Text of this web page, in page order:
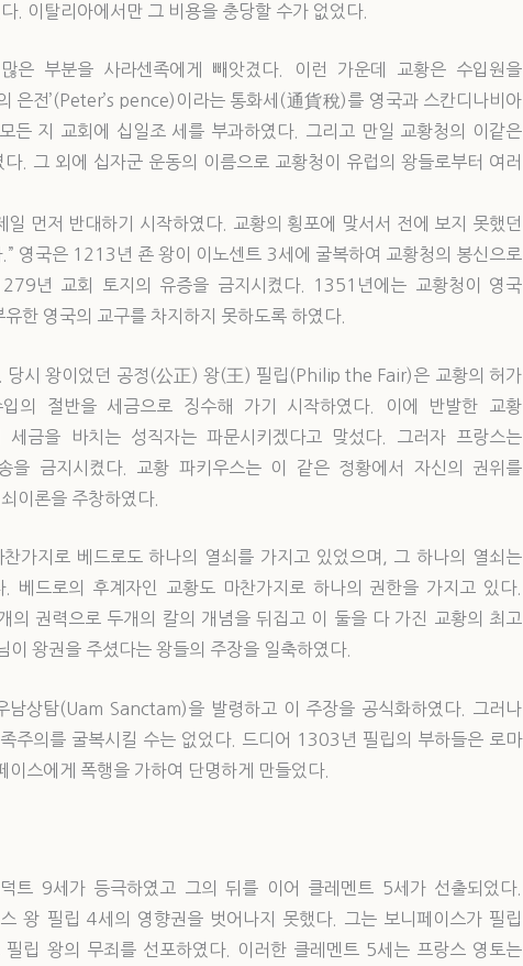
. 이탈리아에서만 그 비용을 충당할 수가 없었다.
은 부분을 사라센족에게 빼앗겼다. 이런 가운데 교황은 수입원을
은전’(Peter’s pence)이라는 통화세(通貨稅)를 영국과 스칸디나비아
든 지 교회에 십일조 세를 부과하였다. 그리고 만일 교황청의 이같은
. 그 외에 십자군 운동의 이름으로 교황청이 유럽의 왕들로부터 여러
먼저 반대하기 시작하였다. 교황의 횡포에 맞서서 전에 보지 못했던
영국은 1213년 죤 왕이 이노센트 3세에 굴복하여 교황청의 봉신으로
년 교회 토지의 유증을 금지시켰다. 1351년에는 교황청이 영국
한 영국의 교구를 차지하지 못하도록 하였다.
당시 왕이었던 공정(公正) 왕(王) 필립(Philip the Fair)은 교황의 허가
의 절반을 세금으로 징수해 가기 시작하였다. 이에 반발한 교황
금을 바치는 성직자는 파문시키겠다고 맞섰다. 그러자 프랑스는
을 금지시켰다. 교황 파키우스는 이 같은 정황에서 자신의 권위를
이론을 주창하였다.
가지로 베드로도 하나의 열쇠를 가지고 있었으며, 그 하나의 열쇠는
드로의 후계자인 교황도 마찬가지로 하나의 권한을 가지고 있다.
의 권력으로 두개의 칼의 개념을 뒤집고 이 둘을 다 가진 교황의 최고
왕권을 주셨다는 왕들의 주장을 일축하였다.
상탐(Uam Sanctam)을 발령하고 이 주장을 공식화하였다. 그러나
주의를 굴복시킬 수는 없었다. 드디어 1303년 필립의 부하들은 로마
스에게 폭행을 가하여 단명하게 만들었다.
트 9세가 등극하였고 그의 뒤를 이어 클레멘트 5세가 선출되었다.
왕 필립 4세의 영향권을 벗어나지 못했다. 그는 보니페이스가 필립
립 왕의 무죄를 선포하였다. 이러한 클레멘트 5세는 프랑스 영토는